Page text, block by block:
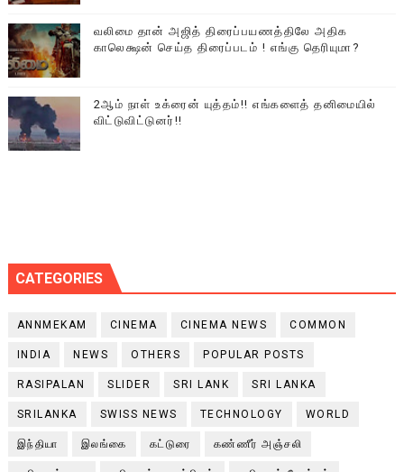
வலிமை தான் அஜித் திரைப்பயணத்திலே அதிக
காலெக்ஷன் செய்த திரைப்படம் ! எங்கு தெரியுமா?
2ஆம் நாள் உக்ரைன் யுத்தம்!! எங்களைத் தனிமையில்
விட்டுவிட்டுனர்!!
CATEGORIES
ANNMEKAM CINEMA CINEMA NEWS COMMON
INDIA NEWS OTHERS POPULAR POSTS
RASIPALAN SLIDER SRI LANK SRI LANKA
SRILANKA SWISS NEWS TECHNOLOGY WORLD
இந்தியா இலங்கை கட்டுரை கண்ணீர் அஞ்சலி